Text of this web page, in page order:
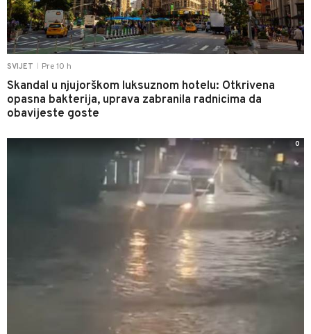
SVIJET Pre 10 h
Skandal u njujorškom luksuznom hotelu: Otkrivena
opasna bakterija, uprava zabranila radnicima da
obavijeste goste
0